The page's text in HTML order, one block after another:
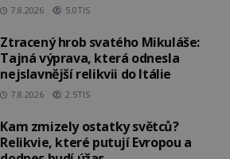
7.8.2026 5.0TIS
Ztracený hrob svatého Mikuláše:
Tajná výprava, která odnesla
nejslavnější relikvii do Itálie
7.8.2026 2.5TIS
Kam zmizely ostatky světců?
Relikvie, které putují Evropou a